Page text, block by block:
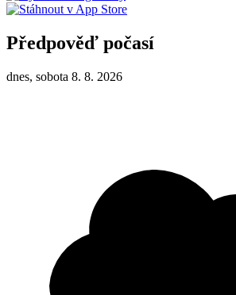
Předpověď počasí
dnes, sobota 8. 8. 2026